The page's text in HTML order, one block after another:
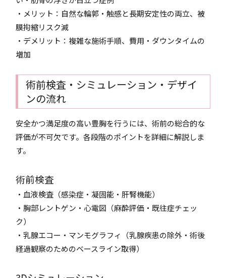
・メリット：自然な輪郭・触感と長期安定性の両立、被
膜拘縮リスク減
・デメリット：複雑な施術手順、費用・ダウンタイムの
増加
術前検査・シミュレーション・デザイ
ンの流れ
安全かつ満足度の高い豊胸を行うには、術前の総合的な
評価が不可欠です。各段階のポイントを詳細に解説しま
す。
術前検査
・血液検査（感染症・凝固能・肝腎機能）
・胸部レントゲン・心電図（麻酔評価・既往症チェッ
ク）
・乳腺エコー・マンモグラフィ（乳腺疾患の除外・術後
経過観察のためのベースライン取得）